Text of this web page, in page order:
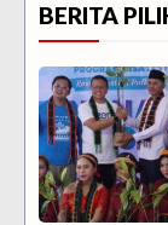
BERITA